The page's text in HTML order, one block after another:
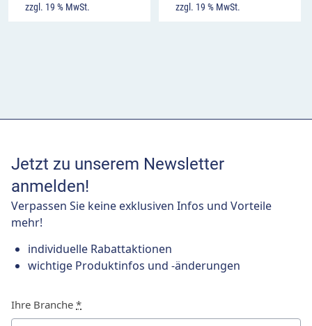
zzgl. 19 % MwSt.
zzgl. 19 % MwSt.
Jetzt zu unserem Newsletter
anmelden!
Verpassen Sie keine exklusiven Infos und Vorteile
mehr!
individuelle Rabattaktionen
wichtige Produktinfos und -änderungen
Ihre Branche *